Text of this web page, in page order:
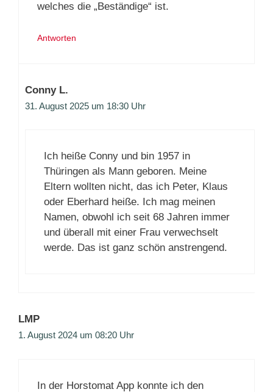
welches die „Beständige“ ist.
Antworten
Conny L.
31. August 2025 um 18:30 Uhr
Ich heiße Conny und bin 1957 in
Thüringen als Mann geboren. Meine
Eltern wollten nicht, das ich Peter, Klaus
oder Eberhard heiße. Ich mag meinen
Namen, obwohl ich seit 68 Jahren immer
und überall mit einer Frau verwechselt
werde. Das ist ganz schön anstrengend.
LMP
1. August 2024 um 08:20 Uhr
In der Horstomat App konnte ich den